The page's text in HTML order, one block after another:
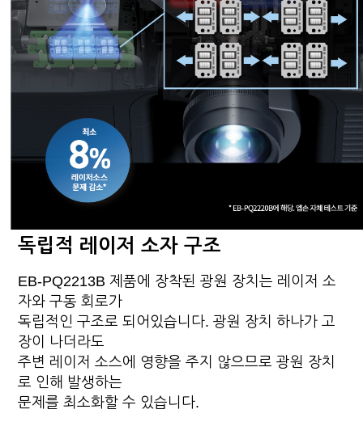
독립적 레이저 소자 구조
EB-PQ2213B 제품에 장착된 광원 장치는 레이저 소
자와 구동 회로가
독립적인 구조로 되어있습니다. 광원 장치 하나가 고
장이 나더라도
주변 레이저 소스에 영향을 주지 않으므로 광원 장치
로 인해 발생하는
문제를 최소화할 수 있습니다.